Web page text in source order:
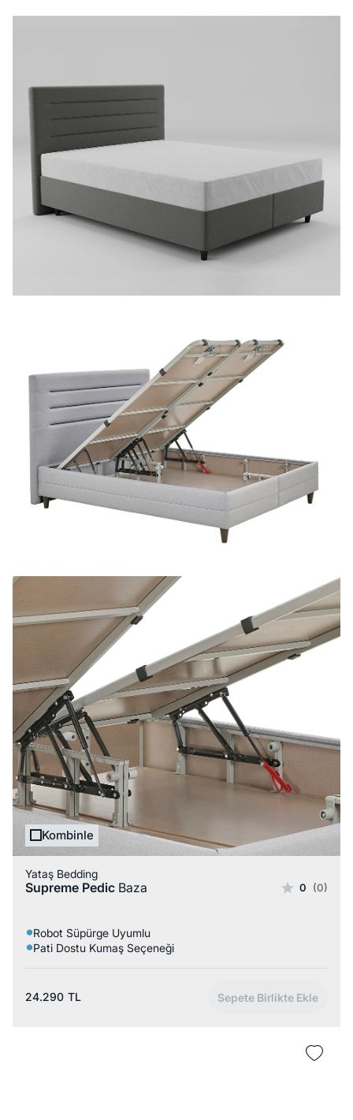
Kombinle
Yataş Bedding
Supreme Pedic Baza 0 (0)
Robot Süpürge Uyumlu
Pati Dostu Kumaş Seçeneği
24.290 TL Sepete Birlikte Ekle